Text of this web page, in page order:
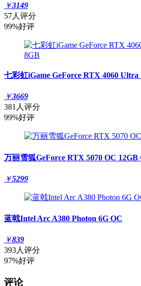
￥3149
57人评分
99%好评
七彩虹iGame GeForce RTX 4060
￥3669
381人评分
99%好评
万丽雪狐GeForce RTX 5070 OC 12GB
￥5299
蓝戟Intel Arc A380 Photon 6G OC
￥839
393人评分
97%好评
评论